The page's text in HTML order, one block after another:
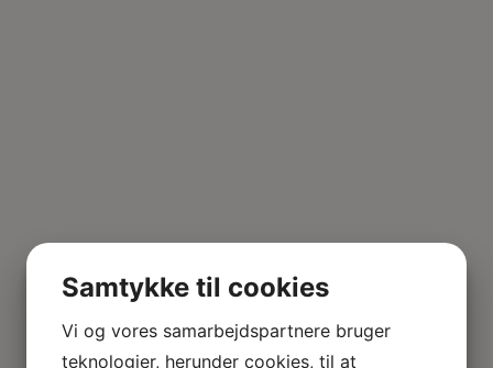
Samtykke til cookies
Vi og vores samarbejdspartnere bruger
teknologier, herunder cookies, til at